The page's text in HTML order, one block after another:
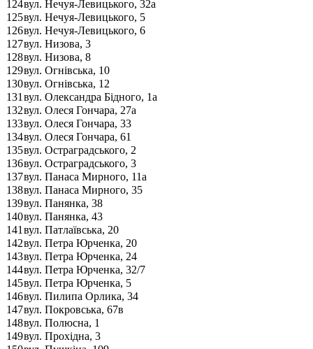
124вул. Нечуя-Левицького, 32а
125вул. Нечуя-Левицького, 5
126вул. Нечуя-Левицького, 6
127вул. Низова, 3
128вул. Низова, 8
129вул. Огнівська, 10
130вул. Огнівська, 12
131 вул. Олександра Бідного, 1а
132вул. Олеся Гончара, 27а
133вул. Олеся Гончара, 33
134вул. Олеся Гончара, 61
135вул. Остраградського, 2
136вул. Остраградського, 3
137вул. Панаса Мирного, 11а
138вул. Панаса Мирного, 35
139вул. Панянка, 38
140вул. Панянка, 43
141 вул. Патлаївська, 20
142вул. Петра Юрченка, 20
143вул. Петра Юрченка, 24
144вул. Петра Юрченка, 32/7
145вул. Петра Юрченка, 5
146вул. Пилипа Орлика, 34
147вул. Покровська, 67в
148вул. Полюсна, 1
149вул. Прохідна, 3